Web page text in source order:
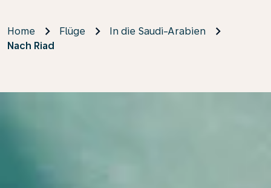
Home Flüge
In die Saudi-Arabien
Nach Riad